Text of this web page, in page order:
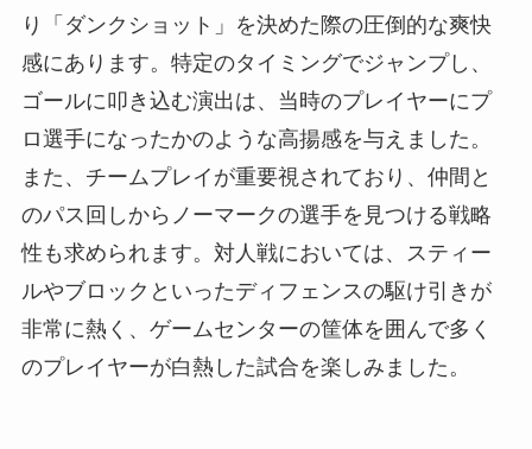
り「ダンクショット」を決めた際の圧倒的な爽快
感にあります。特定のタイミングでジャンプし、
ゴールに叩き込む演出は、当時のプレイヤーにプ
ロ選手になったかのような高揚感を与えました。
また、チームプレイが重要視されており、仲間と
のパス回しからノーマークの選手を見つける戦略
性も求められます。対人戦においては、スティー
ルやブロックといったディフェンスの駆け引きが
非常に熱く、ゲームセンターの筐体を囲んで多く
のプレイヤーが白熱した試合を楽しみました。